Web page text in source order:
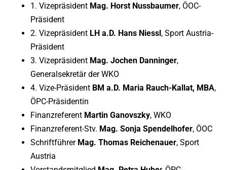
1. Vizepräsident Mag. Horst Nussbaumer, ÖOC-
Präsident
2. Vizepräsident LH a.D. Hans Niessl, Sport Austria-
Präsident
3. Vizepräsident Mag. Jochen Danninger,
Generalsekretär der WKO
4. Vize-Präsident BM a.D. Maria Rauch-Kallat, MBA,
ÖPC-Präsidentin
Finanzreferent Martin Ganovszky, WKO
Finanzreferent-Stv. Mag. Sonja Spendelhofer, ÖOC
Schriftführer Mag. Thomas Reichenauer, Sport
Austria